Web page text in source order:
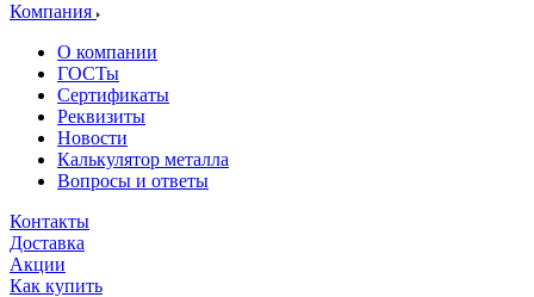
Компания
О компании
ГОСТы
Сертификаты
Реквизиты
Новости
Калькулятор металла
Вопросы и ответы
Контакты
Доставка
Акции
Как купить